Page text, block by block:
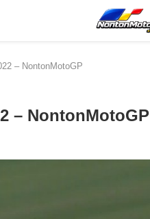
– NontonMotoGP
– NontonMotoGP